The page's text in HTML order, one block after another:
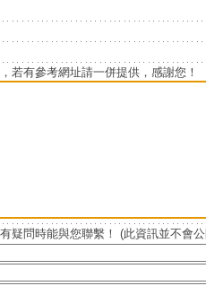
若有參考網址請一併提供，感謝您！
疑問時能與您聯繫！ (此資訊並不會